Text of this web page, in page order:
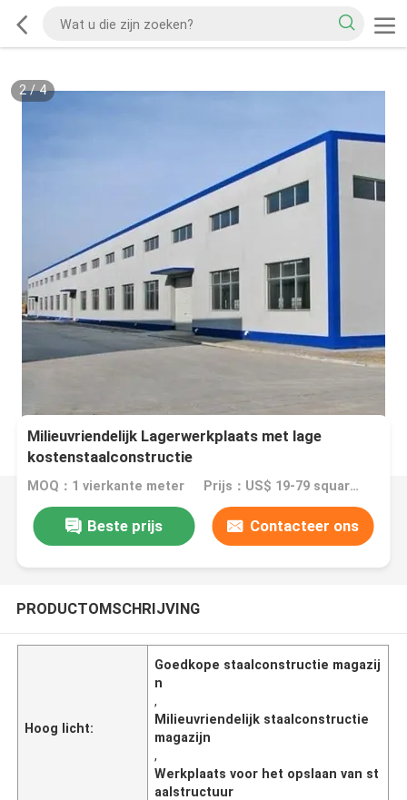
2/4
Milieuvriendelijk Lagerwerkplaats met lage
kostenstaalconstructie
MOQ：1 vierkante meter Prijs：US$ 19-79 square meter
Beste prijs Contacteer ons
PRODUCTOMSCHRIJVING
Hoog licht:
Goedkope staalconstructie magazij
n
,
Milieuvriendelijk staalconstructie
magazijn
,
Werkplaats voor het opslaan van st
aalstructuur